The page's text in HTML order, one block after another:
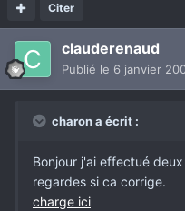
Citer
clauderenaud
Publié le 6 janvier
charon a écrit :
Bonjour j'ai effectué
regardes si ca corrige.
charge ici